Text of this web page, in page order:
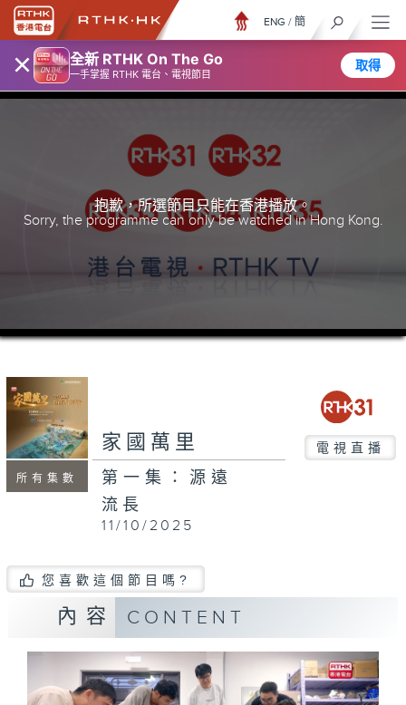
× 全新 RTHK On The Go
一手掌握 RTHK 電台、電視節目
取得
ENG / 簡
抱歉，所選節目只能在香港播放。
Sorry, the programme can only be watched in Hong Kong.
所有集數
家國萬里 電視直播
第一集：源遠
流長
11/10/2025
您喜歡這個節目嗎?
內容 CONTENT